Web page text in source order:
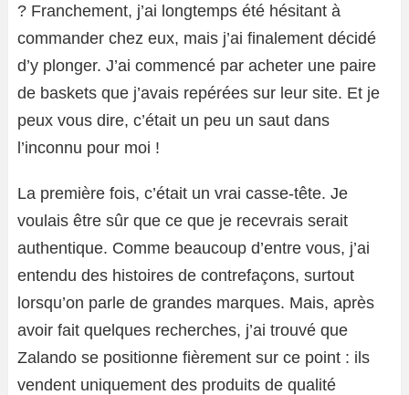
? Franchement, j’ai longtemps été hésitant à
commander chez eux, mais j’ai finalement décidé
d’y plonger. J’ai commencé par acheter une paire
de baskets que j’avais repérées sur leur site. Et je
peux vous dire, c’était un peu un saut dans
l’inconnu pour moi !
La première fois, c’était un vrai casse-tête. Je
voulais être sûr que ce que je recevrais serait
authentique. Comme beaucoup d’entre vous, j’ai
entendu des histoires de contrefaçons, surtout
lorsqu’on parle de grandes marques. Mais, après
avoir fait quelques recherches, j’ai trouvé que
Zalando se positionne fièrement sur ce point : ils
vendent uniquement des produits de qualité